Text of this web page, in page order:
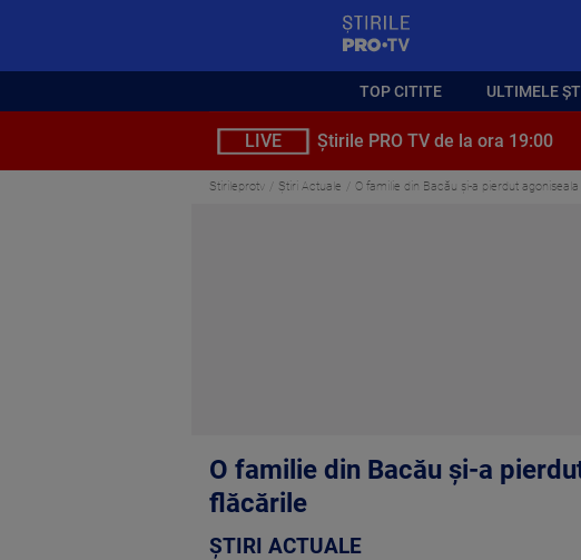
TOP CITITE ULTIMELE
LIVE Știrile PRO TV de la ora 19:00
Stirileprotv Știri Actuale O familie din Bacău și-a pierdut
O familie din Bacău și-a
flăcările
ȘTIRI ACTUALE